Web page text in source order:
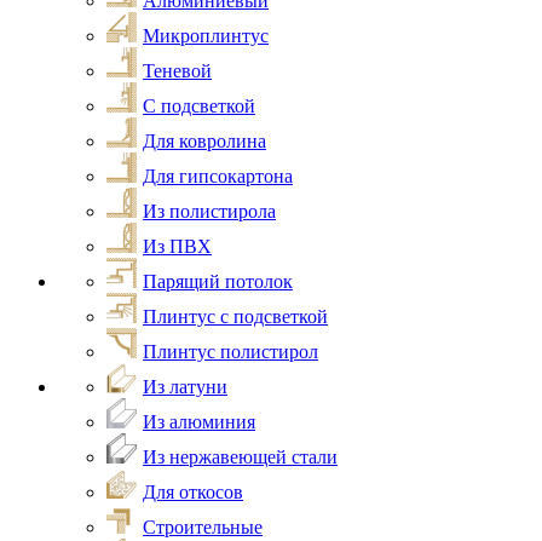
Микроплинтус
Теневой
С подсветкой
Для ковролина
Для гипсокартона
Из полистирола
Из ПВХ
Парящий потолок
Плинтус с подсветкой
Плинтус полистирол
Из латуни
Из алюминия
Из нержавеющей стали
Для откосов
Строительные